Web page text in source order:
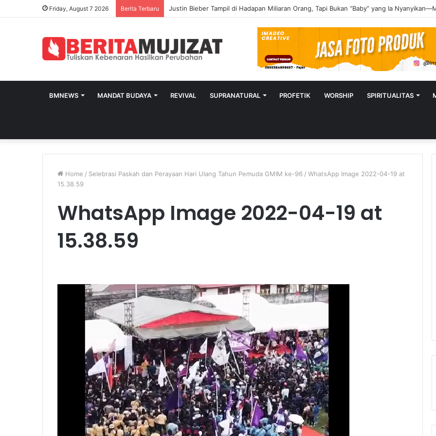
Friday, August 7 2026 Berita Terbaru
BMNEWS MANDAT BUDAYA REVIVAL SUPRANATURAL PROFETIK WORSHIP SPIRITUALITAS
Home / Selebrasi Paskah dan Perayaan Hari Ulang Tahun Pemuda GMIM ke-96 / WhatsApp Image 2022-04-19 at
15.38.59
WhatsApp Image 2022-04-19 at
15.38.59